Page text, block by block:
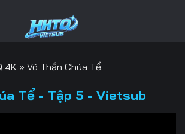
4K » Võ Thần Chúa Tể
Tể - Tập 5 - Vietsub